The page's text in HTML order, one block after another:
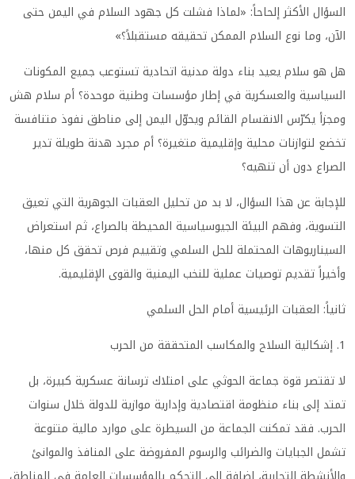
السؤال الأكثر إلحاحاً: «لماذا فشلت كل جهود السلام في اليمن حتى
الآن، وما نوع السلام الممكن تحقيقه مستقبلاً؟»
هل هو سلام يعيد بناء دولة مدنية اتحادية تستوعب جميع المكونات
السياسية والعسكرية في إطار مؤسسات وطنية موحدة؟ أم سلام هش
ومجزأ يكرّس الانقسام القائم ويحوّل اليمن إلى مناطق نفوذ متنافسة
تخضع لتوازنات محلية وإقليمية متغيرة؟ أم مجرد هدنة طويلة تدير
الصراع دون أن تنهيه؟
للإجابة عن هذا السؤال، لا بد من تحليل العقبات الجوهرية التي تعيق
التسوية، وفهم البيئة الجيوسياسية المحيطة بالصراع، ثم استعراض
السيناريوهات المحتملة للحل السلمي وتقييم فرص تحقق كل منها،
وأخيراً تقديم توصيات عملية للنخب اليمنية والقوى الإقليمية.
ثانياً: العقبات الرئيسية أمام الحل السلمي
1. إشكالية السلاح والمكاسب المتحققة من الحرب
لا تقتصر قوة جماعة الحوثي على امتلاك ترسانة عسكرية كبيرة، بل
تمتد إلى بناء منظومة اقتصادية وإدارية موازية للدولة خلال سنوات
الحرب. فقد تمكنت الجماعة من السيطرة على موارد مالية متنوعة
تشمل الجبايات والضرائب والرسوم المفروضة على المنافذ والموانئ